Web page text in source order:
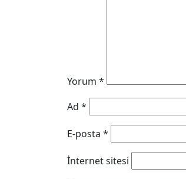
Yorum *
Ad *
E-posta *
İnternet sitesi